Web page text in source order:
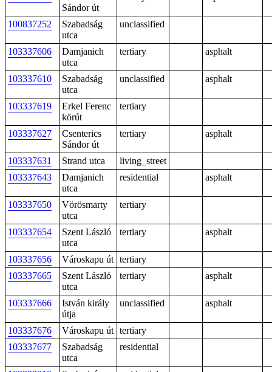
Sándor út
100837252
Szabadság
utca
unclassified
103337606
Damjanich
utca
tertiary asphalt
103337610
Szabadság
utca
unclassified asphalt
103337619
Erkel Ferenc
körút
tertiary
103337627
Csenterics
Sándor út
tertiary asphalt
103337631 Strand utca
living_street
103337643
Damjanich
utca
residential asphalt
103337650
Vörösmarty
utca
tertiary
103337654
Szent László
utca
tertiary asphalt
103337656 Városkapu út tertiary
103337665
Szent László
utca
tertiary asphalt
103337666
István király
útja
unclassified asphalt
103337676 Városkapu út tertiary
103337677
Szabadság
utca
residential